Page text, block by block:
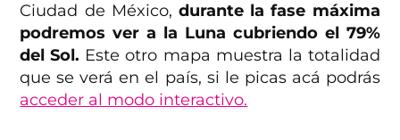
Ciudad de México, durante la fase máxima
podremos ver a la Luna cubriendo el 79%
del Sol. Este otro mapa muestra la totalidad
que se verá en el país, si le picas acá podrás
acceder al modo interactivo.